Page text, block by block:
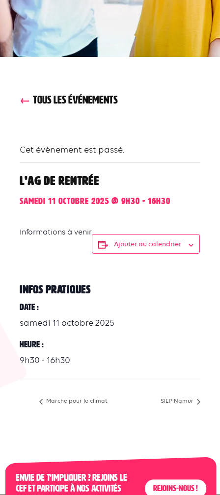
TOUS LES ÉVÉNEMENTS
Cet évènement est passé.
L’AG de rentrée
samedi 11 octobre 2025 @ 9h30 - 16h30
Informations à venir
Ajouter au calendrier
INFOS PRATIQUES
Date :
samedi 11 octobre 2025
Heure :
9h30 - 16h30
Marche pour le climat SIEP Namur
Envie de t’impliquer ? Rejoins le
CEF et participe à nos activités
Rejoins-nous !